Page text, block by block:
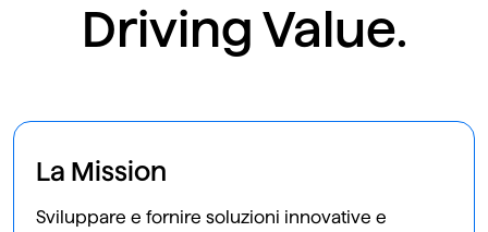
Driving Value.
La Mission
Sviluppare e fornire soluzioni innovative e